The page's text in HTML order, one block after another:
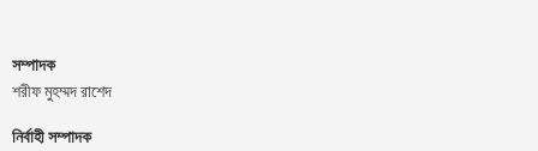
সম্পাদক
শরীফ মুহম্মদ রাশেদ
নির্বাহী সম্পাদক